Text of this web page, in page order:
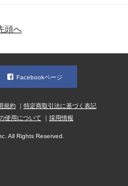
頭へ
Facebookページ
規約
特定商取引法に基づく表記
使用について 採用情報
All Rights Reserved.